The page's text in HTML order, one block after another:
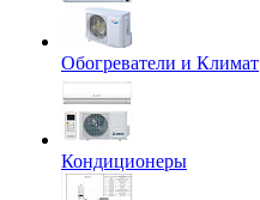
Обогреватели и Климат
Кондиционеры